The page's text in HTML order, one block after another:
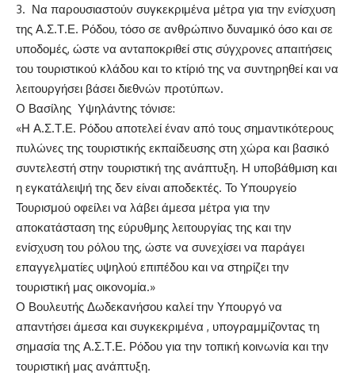
3. Να παρουσιαστούν συγκεκριμένα μέτρα για την ενίσχυση
της Α.Σ.Τ.Ε. Ρόδου, τόσο σε ανθρώπινο δυναμικό όσο και σε
υποδομές, ώστε να ανταποκριθεί στις σύγχρονες απαιτήσεις
του τουριστικού κλάδου και το κτίριό της να συντηρηθεί και να
λειτουργήσει βάσει διεθνών προτύπων.
Ο Βασίλης Υψηλάντης τόνισε:
«Η Α.Σ.Τ.Ε. Ρόδου αποτελεί έναν από τους σημαντικότερους
πυλώνες της τουριστικής εκπαίδευσης στη χώρα και βασικό
συντελεστή στην τουριστική της ανάπτυξη. Η υποβάθμιση και
η εγκατάλειψή της δεν είναι αποδεκτές. Το Υπουργείο
Τουρισμού οφείλει να λάβει άμεσα μέτρα για την
αποκατάσταση της εύρυθμης λειτουργίας της και την
ενίσχυση του ρόλου της, ώστε να συνεχίσει να παράγει
επαγγελματίες υψηλού επιπέδου και να στηρίζει την
τουριστική μας οικονομία.»
Ο Βουλευτής Δωδεκανήσου καλεί την Υπουργό να
απαντήσει άμεσα και συγκεκριμένα , υπογραμμίζοντας τη
σημασία της Α.Σ.Τ.Ε. Ρόδου για την τοπική κοινωνία και την
τουριστική μας ανάπτυξη.